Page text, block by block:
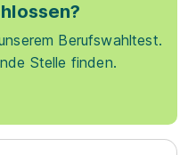
Berufswahltest.
Stelle finden.